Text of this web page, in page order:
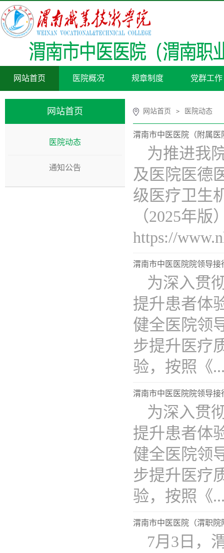
网站首页 医院概况 规章制度 党群工作
网站首页
医院动态
通知公告
网站首页 > 医院动态
渭南市中医医院（附属
为推进我
及医院医德
级医疗卫生
（2025年
https://
渭南市中医医院院领导接
为深入贯
提升患者体
健全医院领
步提升医疗
验，按照《
渭南市中医医院院领导接
为深入贯
提升患者体
健全医院领
步提升医疗
验，按照《
渭南市中医医院（渭职
7月3日，